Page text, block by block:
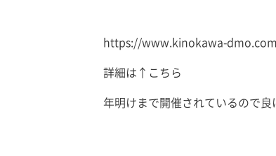
https://www.kinokawa-
詳細は↑こちら
年明けまで開催されているので良